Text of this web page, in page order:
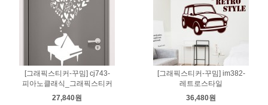
[그래픽스티커-꾸밈] cj743-
피아노클래식_그래픽스티커
27,840원
[그래픽스티커-꾸밈] im382-
레트로스타일
36,480원